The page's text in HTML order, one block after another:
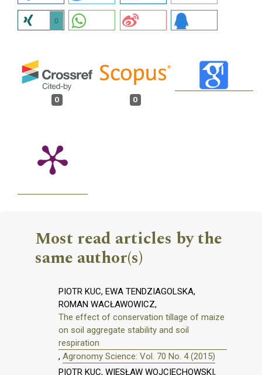
0
0 0
Most read articles by the
same author(s)
PIOTR KUC, EWA TENDZIAGOLSKA,
ROMAN WACŁAWOWICZ,
The effect of conservation tillage of maize
on soil aggregate stability and soil
respiration
, Agronomy Science: Vol. 70 No. 4 (2015)
PIOTR KUC, WIESŁAW WOJCIECHOWSKI,